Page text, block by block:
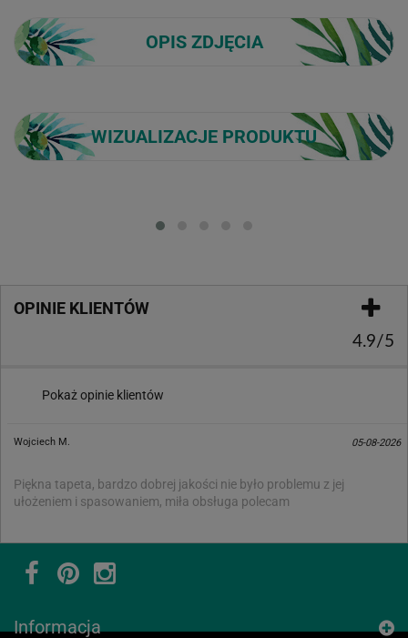
OPIS ZDJĘCIA
WIZUALIZACJE PRODUKTU
OPINIE KLIENTÓW
4.9/5
Pokaż opinie klientów
Wojciech M. 05-08-2026
Piękna tapeta, bardzo dobrej jakości nie było problemu z jej
ułożeniem i spasowaniem, miła obsługa polecam
Informacja